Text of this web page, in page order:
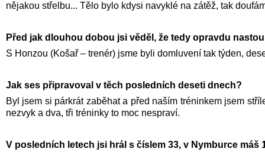
nějakou střelbu... Tělo bylo kdysi navyklé na zátěž, tak
Před jak dlouhou dobou jsi věděl, že tedy opravdu
S Honzou (Košař – trenér) jsme byli domluvení tak týden,
Jak ses připravoval v těch posledních deseti dnech?
Byl jsem si párkrát zaběhat a před naším tréninkem jsem
nezvyk a dva, tři tréninky to moc nespraví.
V posledních letech jsi hrál s číslem 33, v Nymburce máš